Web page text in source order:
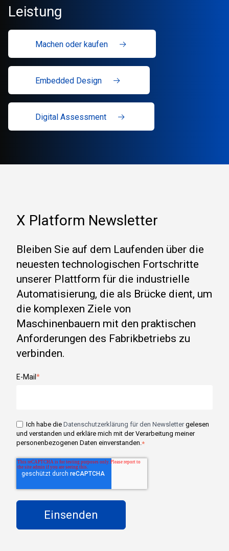
Leistung
Machen oder kaufen
Embedded Design
Digital Assessment
X Platform Newsletter
Bleiben Sie auf dem Laufenden über die
neuesten technologischen Fortschritte
unserer Plattform für die industrielle
Automatisierung, die als Brücke dient, um
die komplexen Ziele von
Maschinenbauern mit den praktischen
Anforderungen des Fabrikbetriebs zu
verbinden.
E-Mail *
Ich habe die Datenschutzerklärung für den Newslettergelesen
und verstanden und erkläre mich mit der Verarbeitung meiner
personenbezogenen Daten einverstanden.*